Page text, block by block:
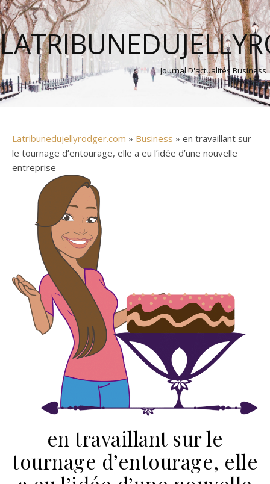
Journal D'actualités Business
Latribunedujellyrodger.com » Business » en travaillant sur
le tournage d’entourage, elle a eu l’idée d’une nouvelle
entreprise
en travaillant sur le
tournage d’entourage, elle